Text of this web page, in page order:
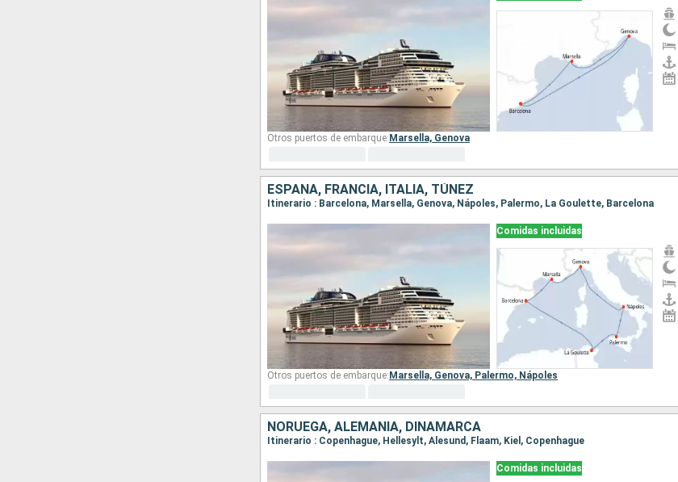
Otros puertos de embarque: Marsella, Genova
ESPAÑA, FRANCIA, ITALIA, TÚNEZ
Itinerario : Barcelona, Marsella, Genova, Nápoles, Palermo, La Goulette, Barcelona
Comidas incluidas
Otros puertos de embarque: Marsella, Genova, Palermo, Nápoles
NORUEGA, ALEMANIA, DINAMARCA
Itinerario : Copenhague, Hellesylt, Alesund, Flaam, Kiel, Copenhague
Comidas incluidas